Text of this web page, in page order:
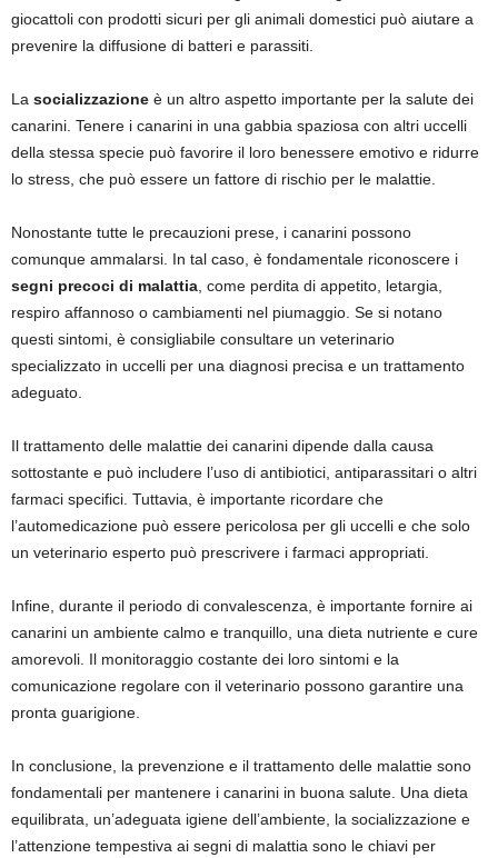
giocattoli con prodotti sicuri per gli animali domestici può aiutare a
prevenire la diffusione di batteri e parassiti.
La socializzazione è un altro aspetto importante per la salute dei
canarini. Tenere i canarini in una gabbia spaziosa con altri uccelli
della stessa specie può favorire il loro benessere emotivo e ridurre
lo stress, che può essere un fattore di rischio per le malattie.
Nonostante tutte le precauzioni prese, i canarini possono
comunque ammalarsi. In tal caso, è fondamentale riconoscere i
segni precoci di malattia , come perdita di appetito, letargia,
respiro affannoso o cambiamenti nel piumaggio. Se si notano
questi sintomi, è consigliabile consultare un veterinario
specializzato in uccelli per una diagnosi precisa e un trattamento
adeguato.
Il trattamento delle malattie dei canarini dipende dalla causa
sottostante e può includere l’uso di antibiotici, antiparassitari o altri
farmaci specifici. Tuttavia, è importante ricordare che
l’automedicazione può essere pericolosa per gli uccelli e che solo
un veterinario esperto può prescrivere i farmaci appropriati.
Infine, durante il periodo di convalescenza, è importante fornire ai
canarini un ambiente calmo e tranquillo, una dieta nutriente e cure
amorevoli. Il monitoraggio costante dei loro sintomi e la
comunicazione regolare con il veterinario possono garantire una
pronta guarigione.
In conclusione, la prevenzione e il trattamento delle malattie sono
fondamentali per mantenere i canarini in buona salute. Una dieta
equilibrata, un’adeguata igiene dell’ambiente, la socializzazione e
l’attenzione tempestiva ai segni di malattia sono le chiavi per